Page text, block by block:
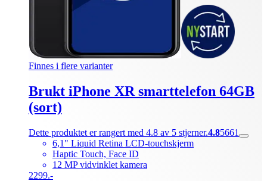
Finnes i flere varianter
Brukt iPhone XR smarttelefon 64GB
(sort)
Dette produktet er rangert med 4.8 av 5 stjerner.4.85661
6,1" Liquid Retina LCD-touchskjerm
Haptic Touch, Face ID
12 MP vidvinklet kamera
2299.-